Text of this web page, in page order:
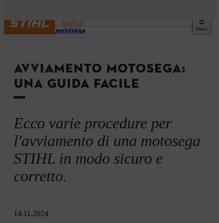
Menu
Utilizzo motosega
AVVIAMENTO MOTOSEGA:
UNA GUIDA FACILE
Ecco varie procedure per
l'avviamento di una motosega
STIHL in modo sicuro e
corretto.
14.11.2024